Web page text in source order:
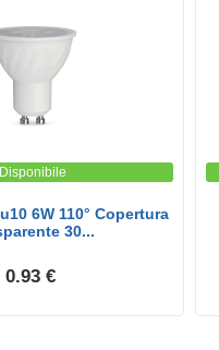
Disponibile
6W 110° Copertura
30...
0.93 €